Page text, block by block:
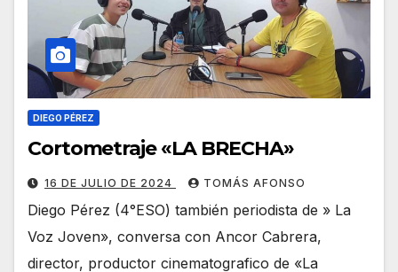
DIEGO PÉREZ
Cortometraje «LA BRECHA»
16 DE JULIO DE 2024 TOMÁS AFONSO
Diego Pérez (4°ESO) también periodista de » La
Voz Joven», conversa con Ancor Cabrera,
director, productor cinematografico de «La